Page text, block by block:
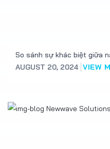
So sánh sự khác biệt giữa
AUGUST 20, 2024 VIEW